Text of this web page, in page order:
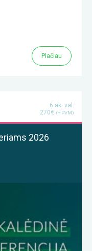
Plačiau
6 ak. val.
270€ (+ PVM)
2026